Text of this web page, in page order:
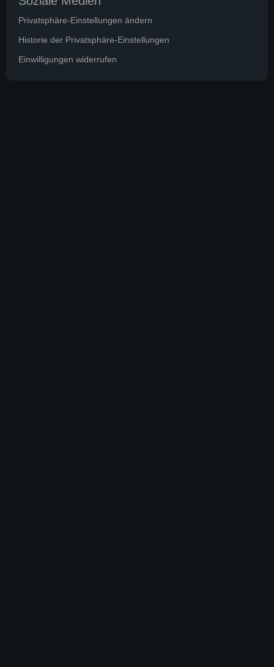
Privatsphäre-Einstellungen ändern
Historie der Privatsphäre-Einstellungen
Einwilligungen widerrufen